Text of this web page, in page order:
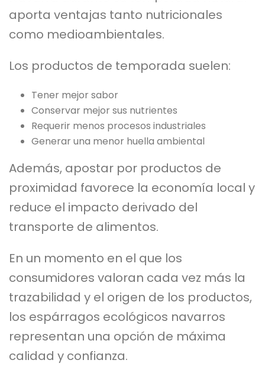
aporta ventajas tanto nutricionales
como medioambientales.
Los productos de temporada suelen:
Tener mejor sabor
Conservar mejor sus nutrientes
Requerir menos procesos industriales
Generar una menor huella ambiental
Además, apostar por productos de
proximidad favorece la economía local y
reduce el impacto derivado del
transporte de alimentos.
En un momento en el que los
consumidores valoran cada vez más la
trazabilidad y el origen de los productos,
los espárragos ecológicos navarros
representan una opción de máxima
calidad y confianza.